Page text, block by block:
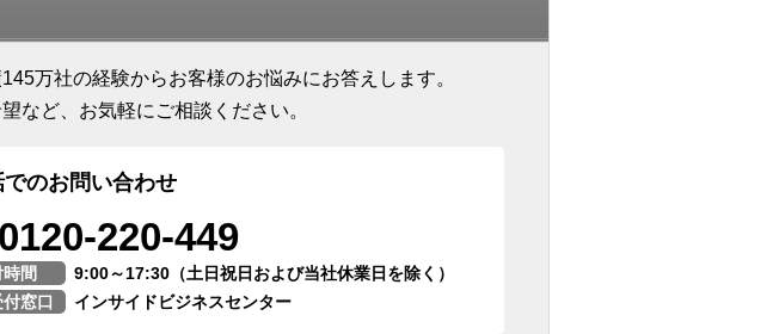
万社の経験からお客様のお悩みにお答えします。
など、お気軽にご相談ください。
でのお問い合わせ
0120-220-449
間
9:00～17:30（土日祝日および当社休業日を除く）
窓口
インサイドビジネスセンター